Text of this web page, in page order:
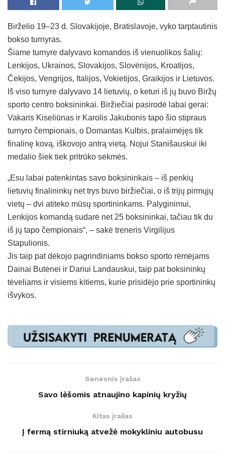
Birželio 19–23 d. Slovakijoje, Bratislavoje, vyko tarptautinis
bokso turnyras.
Šiame turnyre dalyvavo komandos iš vienuolikos šalių:
Lenkijos, Ukrainos, Slovakijos, Slovėnijos, Kroatijos,
Čekijos, Vengrijos, Italijos, Vokietijos, Graikijos ir Lietuvos.
Iš viso turnyre dalyvavo 14 lietuvių, o keturi iš jų buvo Biržų
sporto centro boksininkai. Biržiečiai pasirodė labai gerai:
Vakaris Kiseliūnas ir Karolis Jakubonis tapo šio stipraus
turnyro čempionais, o Domantas Kulbis, pralaimėjęs tik
finalinę kovą, iškovojo antrą vietą. Nojui Stanišauskui iki
medalio šiek tiek pritrūko sėkmės.
„Esu labai patenkintas savo boksininkais – iš penkių
lietuvių finalininkų net trys buvo biržiečiai, o iš trijų pirmųjų
vietų – dvi atiteko mūsų sportininkams. Palyginimui,
Lenkijos komandą sudarė net 25 boksininkai, tačiau tik du
iš jų tapo čempionais“, – sakė treneris Virgilijus
Stapulionis.
Jis taip pat dėkojo pagrindiniams bokso sporto rėmėjams
Dainai Butėnei ir Dariui Landauskui, taip pat boksininkų
tėveliams ir visiems kitiems, kurie prisidėjo prie sportininkų
išvykos.
Senesnis įrašas
Savo lėšomis atnaujino kapinių kryžių
Kitas įrašas
Į fermą stirniuką atvežė mokykliniu autobusu